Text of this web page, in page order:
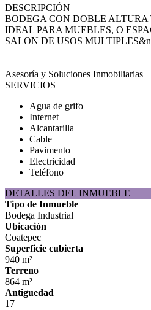
DESCRIPCIÓN
BODEGA CON DOBLE ALTURA
IDEAL PARA MUEBLES, O
SALON DE USOS
Asesoría y Soluciones Inmobiliarias
SERVICIOS
Agua de grifo
Internet
Alcantarilla
Cable
Pavimento
Electricidad
Teléfono
DETALLES DEL INMUEBLE
Tipo de Inmueble
Bodega Industrial
Ubicación
Coatepec
Superficie cubierta
940 m²
Terreno
864 m²
Antiguedad
17